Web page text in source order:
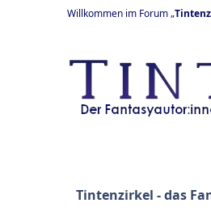
Willkommen im Forum „
Tintenzirkel - das